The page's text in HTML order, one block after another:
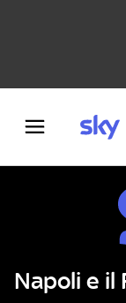
Napoli e il